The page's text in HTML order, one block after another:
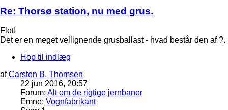
Re: Thorsø station, nu med grus.
Flot!
Det er en meget vellignende grusballast - hvad består den af ?.
Hop til indlæg
afCarsten B. Thomsen
22 jun 2016, 20:57
Forum: Alt om de rigtige jernbaner
Emne: Vognfabrikant